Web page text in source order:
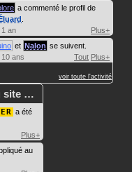
a commenté le profil de
1 an
Plus+
et Nalon se suivent.
10 ans
Tout Plus+
voir toute l'activité
site …
a été
Plus+
au